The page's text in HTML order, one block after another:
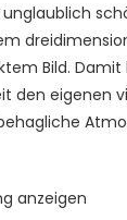
Bild.
den eigenen
anzeigen